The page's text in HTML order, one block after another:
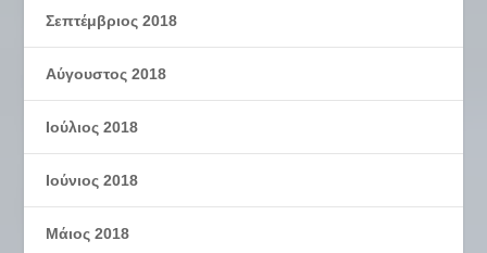
Σεπτέμβριος 2018
Αύγουστος 2018
Ιούλιος 2018
Ιούνιος 2018
Μάιος 2018